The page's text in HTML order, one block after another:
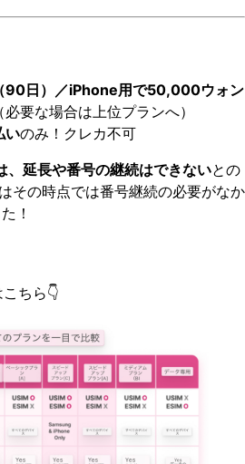
90日）／iPhone用で50,000ウォン
要な場合は上位プランへ）
いのみ！クレカ不可
延長や番号の継続はできないとの
その時点では番号継続の必要がなか
！
ちら👇